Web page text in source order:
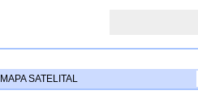
MAPA SATELITAL